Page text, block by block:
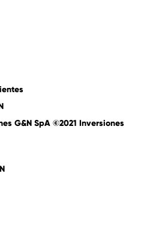
G&N SpA ©2021 Inversiones